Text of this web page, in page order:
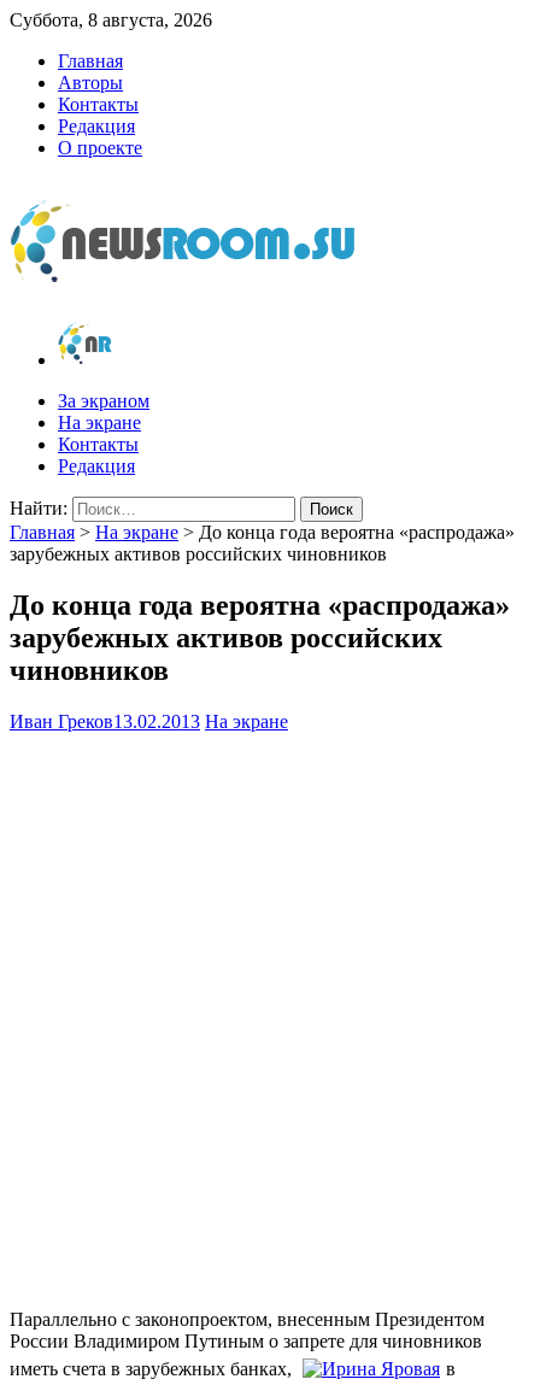
Суббота, 8 августа, 2026
Главная
Авторы
Контакты
Редакция
О проекте
newsroom.su
Новости о новостях
За экраном
На экране
Контакты
Редакция
Найти:
Главная > На экране > До конца года вероятна «распродажа»
зарубежных активов российских чиновников
До конца года вероятна «распродажа»
зарубежных активов российских
чиновников
Иван Греков13.02.2013 На экране
Параллельно с законопроектом, внесенным Президентом
России Владимиром Путиным о запрете для чиновников
иметь счета в зарубежных банках,
в